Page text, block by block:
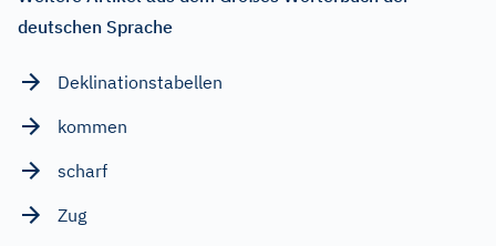
deutschen Sprache
Deklinationstabellen
kommen
scharf
Zug